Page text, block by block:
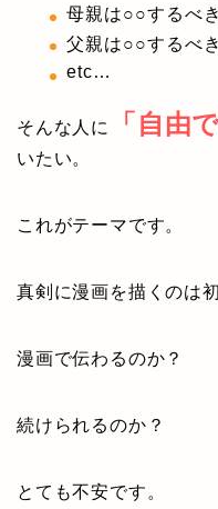
母親は○○するべき
父親は○○するべき
etc…
そんな人に 「自由
いたい。
これがテーマです。
真剣に漫画を描くのは
漫画で伝わるのか？
続けられるのか？
とても不安です。